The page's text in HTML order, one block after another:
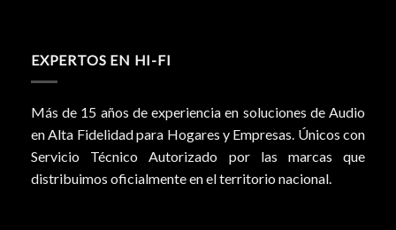
EXPERTOS EN HI-FI
Más de 15 años de experiencia en soluciones de Audio
en Alta Fidelidad para Hogares y Empresas. Únicos con
Servicio Técnico Autorizado por las marcas que
distribuimos oficialmente en el territorio nacional.